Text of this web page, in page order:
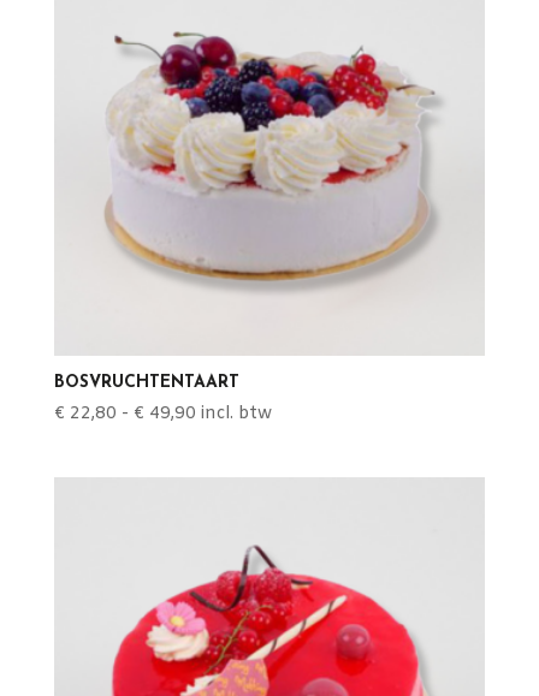
BOSVRUCHTENTAART
€ 22,80 - € 49,90Prijsklasse:
incl. btw